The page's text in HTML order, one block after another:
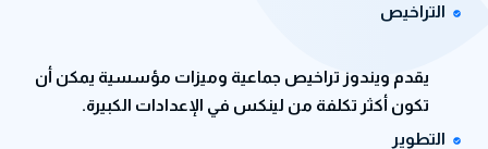
التراخيص
يقدم ويندوز تراخيص جماعية وميزات مؤسسية يمكن أن
تكون أكثر تكلفة من لينكس في الإعدادات الكبيرة.
التطوير